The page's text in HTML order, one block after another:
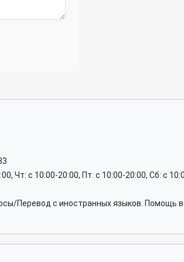
Чт: c 10:00-20:00, Пт: c 10:00-20:00, Сб: c
Перевод с иностранных языков. Помощь